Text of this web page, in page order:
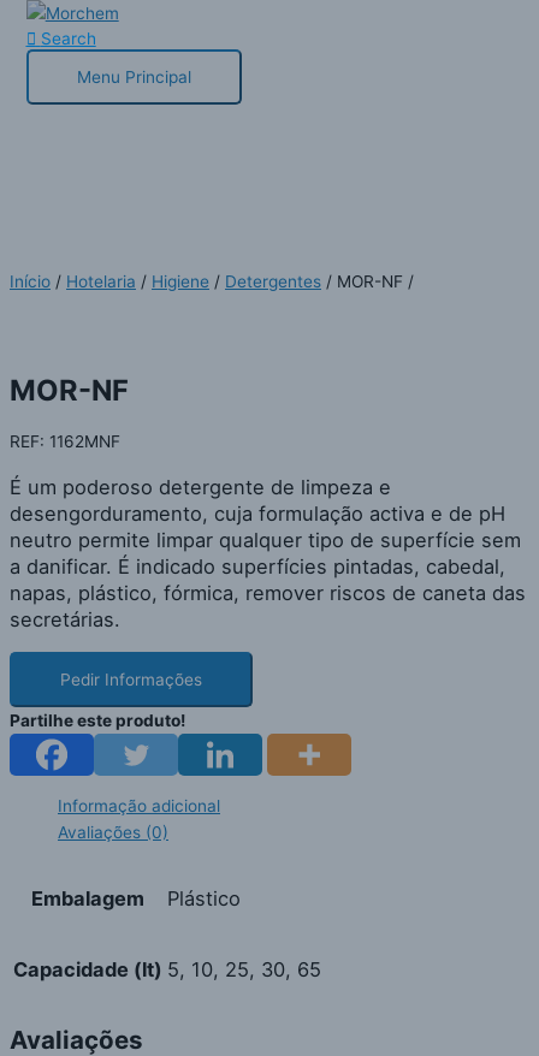
Search
Menu Principal
Início / Hotelaria / Higiene / Detergentes / MOR-NF /
MOR-NF
REF: 1162MNF
É um poderoso detergente de limpeza e
desengorduramento, cuja formulação activa e de pH
neutro permite limpar qualquer tipo de superfície sem
a danificar. É indicado superfícies pintadas, cabedal,
napas, plástico, fórmica, remover riscos de caneta das
secretárias.
Pedir Informações
Partilhe este produto!
Informação adicional
Avaliações (0)
Embalagem Plástico
Capacidade (lt) 5, 10, 25, 30, 65
Avaliações